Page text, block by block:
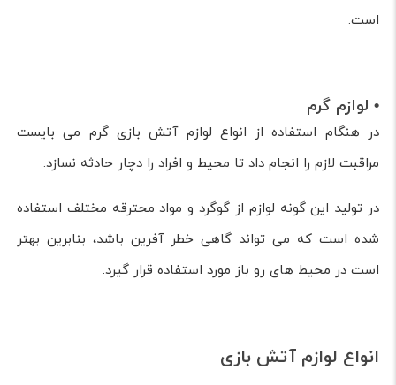
است.
• لوازم گرم
در هنگام استفاده از انواع لوازم آتش بازی گرم می بایست
مراقبت لازم را انجام داد تا محیط و افراد را دچار حادثه نسازد.
در تولید این گونه لوازم از گوگرد و مواد محترقه مختلف استفاده
شده است که می تواند گاهی خطر آفرین باشد، بنابرین بهتر
است در محیط های رو باز مورد استفاده قرار گیرد.
انواع لوازم آتش بازی